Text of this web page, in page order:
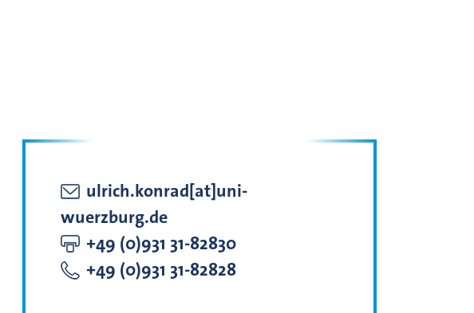
ulrich.konrad[at]uni-
wuerzburg.de
+49 (0)931 31-82830
+49 (0)931 31-82828